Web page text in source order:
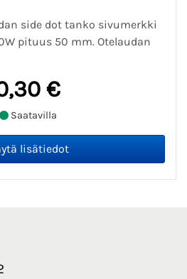
side dot tanko sivumerkki
pituus 50 mm. Otelaudan
€
Saatavilla